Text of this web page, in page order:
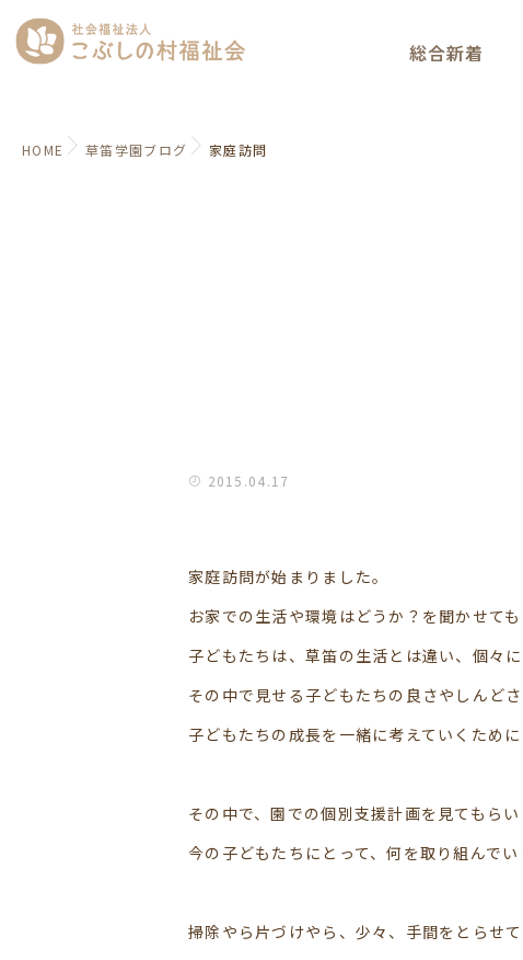
総合新着
HOME 草笛学園ブログ 家庭訪問
2015.04.17
家庭訪問が始まりました。
お家での生活や環境はどうか？を聞かせて
子どもたちは、草笛の生活とは違い、個々
その中で見せる子どもたちの良さやしんど
子どもたちの成長を一緒に考えていくため
その中で、園での個別支援計画を見てもらい
今の子どもたちにとって、何を取り組んで
掃除やら片づけやら、少々、手間をとらせ